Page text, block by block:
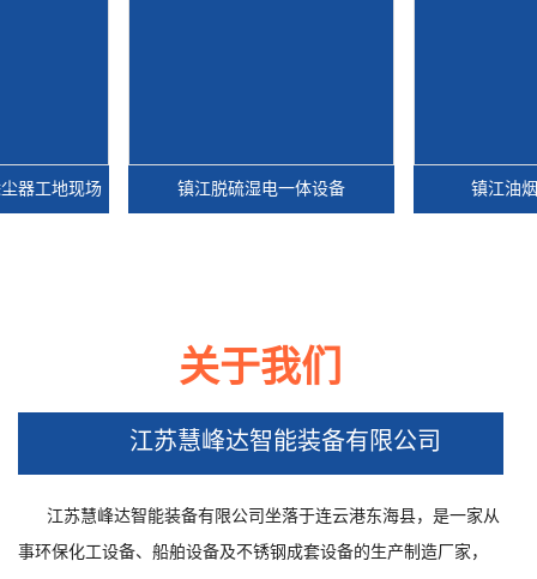
地现场 镇江脱硫湿电一体设备 镇江油烟电
镇江脱硫湿电一体设备
关于我们
江苏慧峰达智能装备有限公司
江苏慧峰达智能装备有限公司坐落于连云港东海县，是一家从
事环保化工设备、船舶设备及不锈钢成套设备的生产制造厂家，